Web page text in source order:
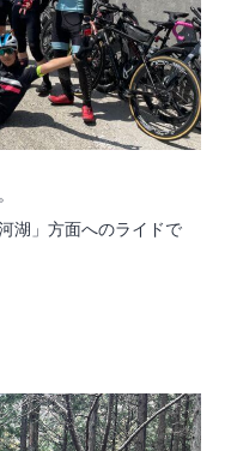
湖」方面へのライドで